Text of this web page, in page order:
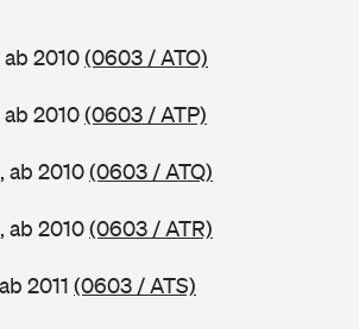
ab 2010(0603 / ATO)
ab 2010(0603 / ATP)
ab 2010(0603 / ATQ)
ab 2010(0603 / ATR)
2011 (0603 / ATS)